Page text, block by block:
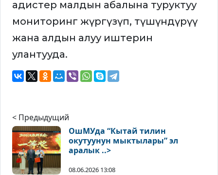
адистер малдын абалына туруктуу
мониторинг жүргүзүп, түшүндүрүү
жана алдын алуу иштерин
улантууда.
< Предыдущий
ОшМУда “Кытай тилин
окутуунун мыктылары” эл
аралык ..>
08.06.2026 13:08